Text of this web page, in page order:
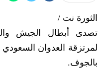
الثورة نت /
تصدى أبطال الجيش
لمرتزقة العدوان السعودي
بالجوف.